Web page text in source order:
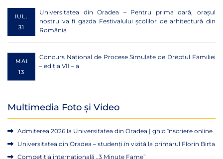
IUL.
31
Universitatea din Oradea – Pentru prima oară, orașul
nostru va fi gazda Festivalului școlilor de arhitectură din
România
MAI
13
Concurs Național de Procese Simulate de Dreptul Familiei
– ediția VII – a
Multimedia Foto și Video
Admiterea 2026 la Universitatea din Oradea | ghid înscriere online
Universitatea din Oradea – studenți în vizită la primarul Florin Birta
Competiția internațională „3 Minute Fame”